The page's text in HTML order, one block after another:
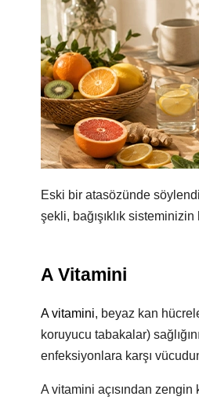
Eski bir atasözünde
şekli, bağışıklık sisteminizin
A Vitamini
A vitamini, beyaz kan
koruyucu tabakalar)
enfeksiyonlara karşı
A vitamini açısından zengin